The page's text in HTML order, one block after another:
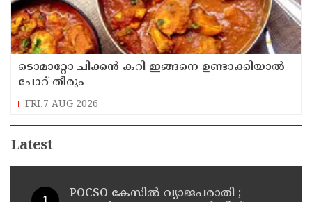
ടൊമാറ്റോ ചിക്കൻ കറി ഇങ്ങനെ ഉണ്ടാക്കിയാൽ
ചോറ് തീരും
FRI,7 AUG 2026
Latest
POCSO കേസിൽ വ്യാജപരാതി ;